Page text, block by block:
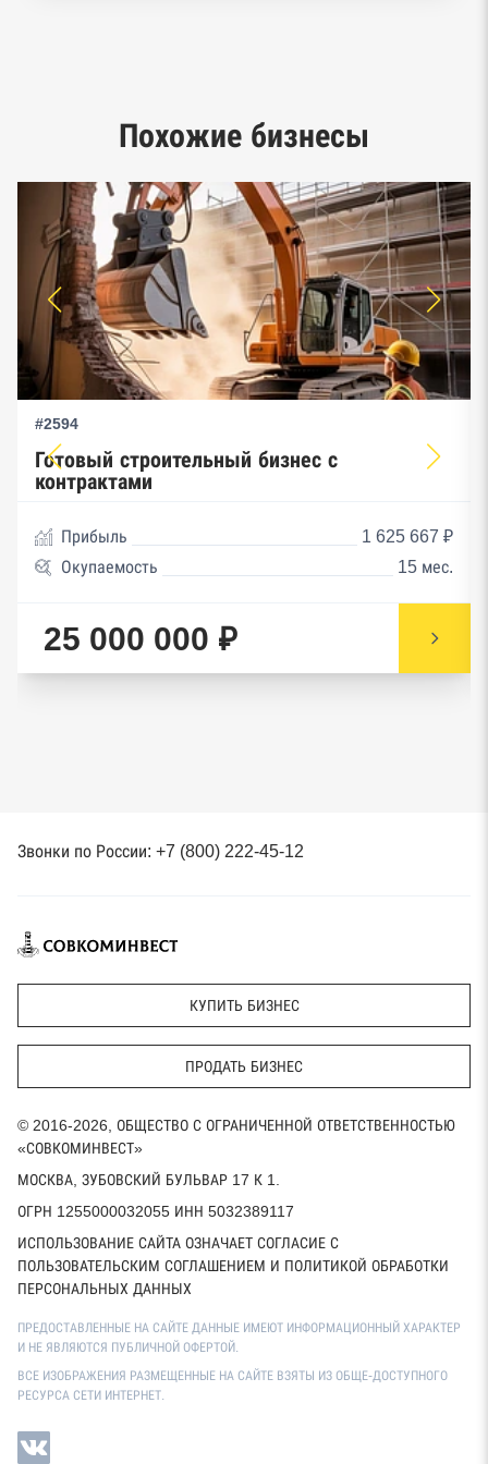
Единый реестр малого и среднего
Похожие бизнесы
#2594
Готовый строительный бизнес с
контрактами
Прибыль
1 625 667 ₽
Окупаемость
15 мес.
25 000 000 ₽
Звонки по России: +7 (800) 222-45-12
КУПИТЬ БИЗНЕС
ПРОДАТЬ БИЗНЕС
© 2016-2026, ОБЩЕСТВО С ОГРАНИЧЕННОЙ ОТВЕТСТВЕННОСТЬЮ
«СОВКОМИНВЕСТ»
МОСКВА, ЗУБОВСКИЙ БУЛЬВАР 17 К 1.
ОГРН 1255000032055 ИНН 5032389117
ИСПОЛЬЗОВАНИЕ САЙТА ОЗНАЧАЕТ СОГЛАСИЕ С
ПОЛЬЗОВАТЕЛЬСКИМ СОГЛАШЕНИЕМ И ПОЛИТИКОЙ ОБРАБОТКИ
ПЕРСОНАЛЬНЫХ ДАННЫХ
ПРЕДОСТАВЛЕННЫЕ НА САЙТЕ ДАННЫЕ ИМЕЮТ ИНФОРМАЦИОННЫЙ ХАРАКТЕР
И НЕ ЯВЛЯЮТСЯ ПУБЛИЧНОЙ ОФЕРТОЙ.
ВСЕ ИЗОБРАЖЕНИЯ РАЗМЕЩЕННЫЕ НА САЙТЕ ВЗЯТЫ ИЗ ОБЩЕ-ДОСТУПНОГО
РЕСУРСА СЕТИ ИНТЕРНЕТ.